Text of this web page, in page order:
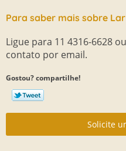
Para saber mais sobre
Ligue para 11 4316-6628 ou
contato por email.
Gostou? compartilhe!
Solicite